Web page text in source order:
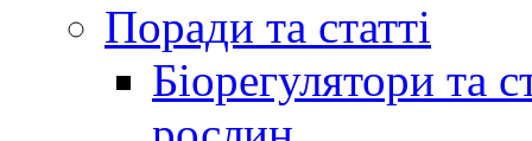
Поради та статті
Біорегулятори та